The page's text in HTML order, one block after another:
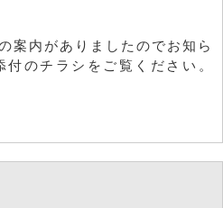
案内がありましたのでお知ら
のチラシをご覧ください。